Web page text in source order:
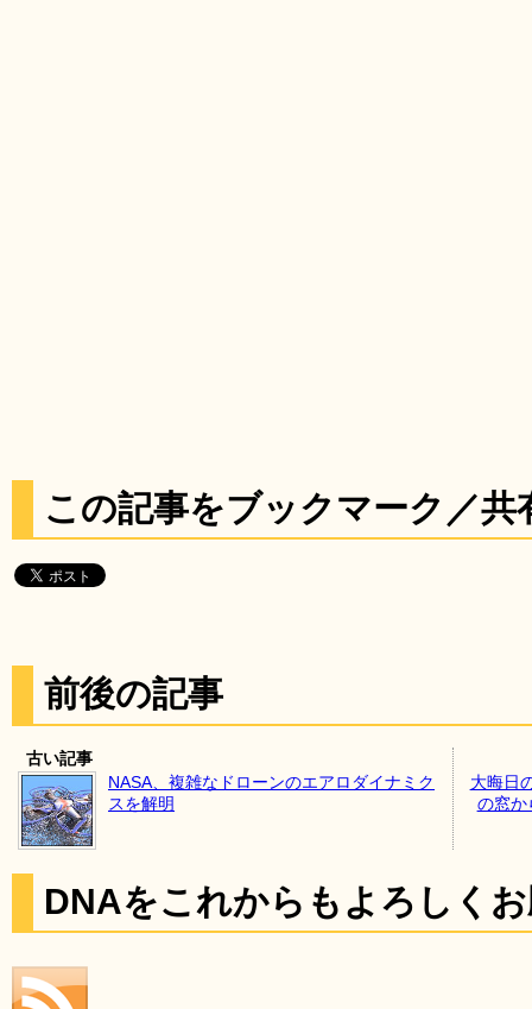
この記事をブックマーク／共
前後の記事
古い記事
NASA、複雑なドローンのエアロダイナミク
スを解明
大晦日
の窓か
DNAをこれからもよろしく